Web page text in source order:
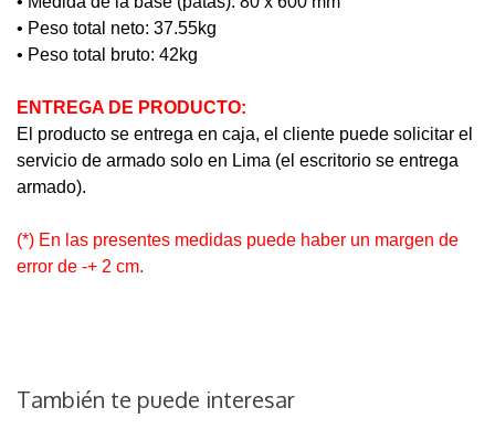
• Peso total neto: 37.55kg
• Peso total bruto: 42kg
ENTREGA DE PRODUCTO:
El producto se entrega en caja, el cliente puede solicitar el
servicio de armado solo en Lima (el escritorio se entrega
armado).
(*) En las presentes medidas puede haber un margen de
error de -+ 2 cm.
También te puede interesar